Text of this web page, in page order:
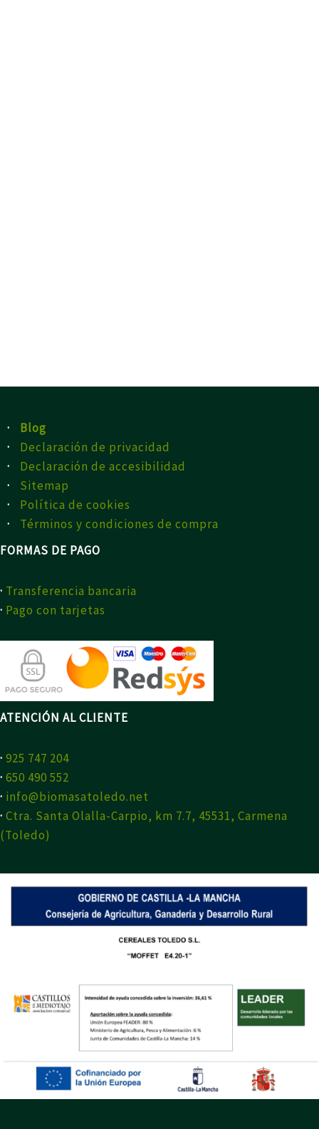
·
Blog
·
Declaración de privacidad
·
Declaración de accesibilidad
·
Sitemap
·
Política de cookies
·
Términos y condiciones de compra
FORMAS DE PAGO
· Transferencia bancaria
· Pago con tarjetas
ATENCIÓN AL CLIENTE
· 925 747 204
· 650 490 552
· info@biomasatoledo.net
· Ctra. Santa Olalla-Carpio, km 7.7, 45531, Carmena
(Toledo)